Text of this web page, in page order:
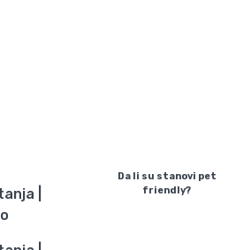
Da li su stanovi pet
friendly?